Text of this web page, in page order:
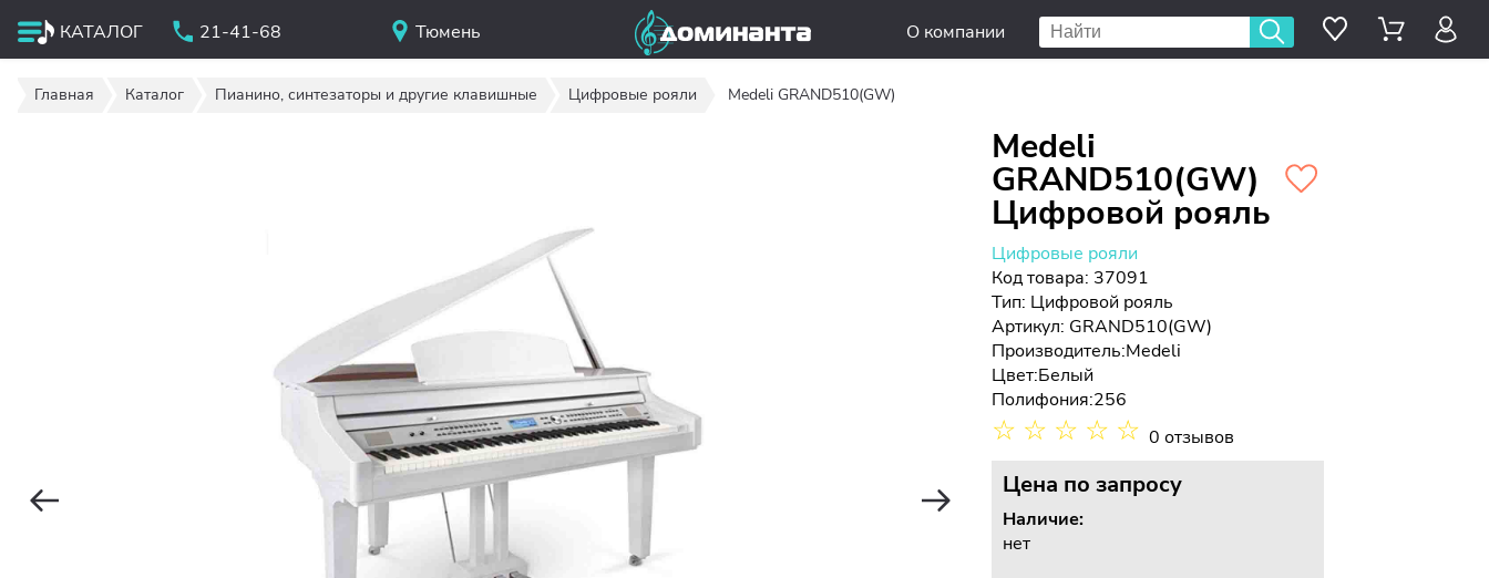
КАТАЛОГ 21-41-68 Тюмень О компании
Главная Каталог Пианино, синтезаторы и другие клавишные Цифровые рояли Medeli GRAND510(GW)
Medeli
GRAND510(GW)
Цифровой рояль
Цифровые рояли
Код товара: 37091
Тип: Цифровой рояль
Артикул: GRAND510(GW)
Производитель:Medeli
Цвет:Белый
Полифония:256
☆ ☆ ☆ ☆ ☆ 0 отзывов
Цена по запросу
Наличие:
нет